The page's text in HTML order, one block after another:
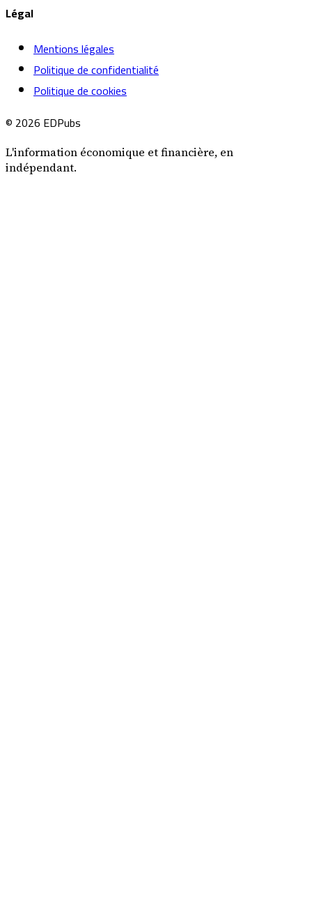
Légal
Mentions légales
Politique de confidentialité
Politique de cookies
© 2026 EDPubs
L'information économique et financière, en
indépendant.